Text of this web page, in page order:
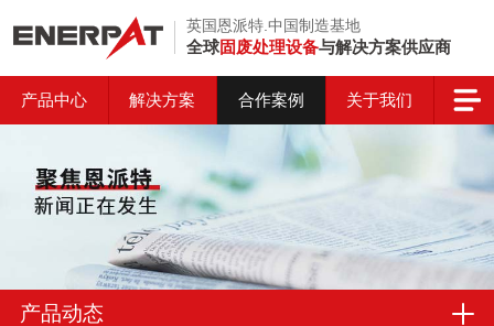
英国恩派特.中国制造基地
全球固废处理设备与解决方案供应商
产品中心 解决方案 合作案例 关于我们
产品动态